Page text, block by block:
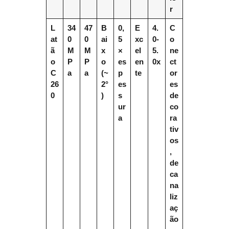
r
L
at
ã
o
C
26
0
34
0
M
P
a
47
0
M
P
a
B
ai
x
o
(~
2°
)
0,
5
×
es
p
es
s
ur
a
E
xc
el
en
te
4.
0-
5.
0x
C
o
ne
ct
or
es
de
co
ra
tiv
os
,
de
ca
na
liz
aç
ão